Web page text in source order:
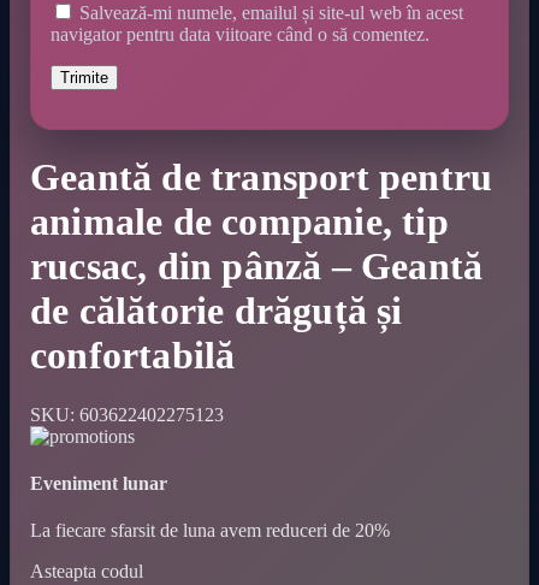
Salvează-mi numele, emailul și site-ul web în acest
navigator pentru data viitoare când o să comentez.
Geantă de transport pentru
animale de companie, tip
rucsac, din pânză – Geantă
de călătorie drăguță și
confortabilă
SKU: 603622402275123
Eveniment lunar
La fiecare sfarsit de luna avem reduceri de 20%
Asteapta codul